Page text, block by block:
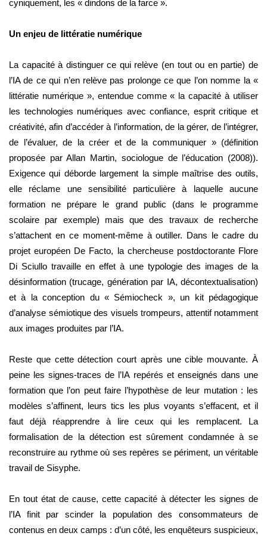
cyniquement, les « dindons de la farce ».
Un enjeu de littératie numérique
La capacité à distinguer ce qui relève (en tout ou en partie) de
l’IA de ce qui n’en relève pas prolonge ce que l’on nomme la «
littératie numérique », entendue comme « la capacité à utiliser
les technologies numériques avec confiance, esprit critique et
créativité, afin d’accéder à l’information, de la gérer, de l’intégrer,
de l’évaluer, de la créer et de la communiquer » (définition
proposée par Allan Martin, sociologue de l’éducation (2008)).
Exigence qui déborde largement la simple maîtrise des outils,
elle réclame une sensibilité particulière à laquelle aucune
formation ne prépare le grand public (dans le programme
scolaire par exemple) mais que des travaux de recherche
s’attachent en ce moment-même à outiller. Dans le cadre du
projet européen De Facto, la chercheuse postdoctorante Flore
Di Sciullo travaille en effet à une typologie des images de la
désinformation (trucage, génération par IA, décontextualisation)
et à la conception du « Sémiocheck », un kit pédagogique
d’analyse sémiotique des visuels trompeurs, attentif notamment
aux images produites par l’IA.
Reste que cette détection court après une cible mouvante. À
peine les signes-traces de l’IA repérés et enseignés dans une
formation que l’on peut faire l’hypothèse de leur mutation : les
modèles s’affinent, leurs tics les plus voyants s’effacent, et il
faut déjà réapprendre à lire ceux qui les remplacent. La
formalisation de la détection est sûrement condamnée à se
reconstruire au rythme où ses repères se périment, un véritable
travail de Sisyphe.
En tout état de cause, cette capacité à détecter les signes de
l’IA finit par scinder la population des consommateurs de
contenus en deux camps : d’un côté, les enquêteurs suspicieux,